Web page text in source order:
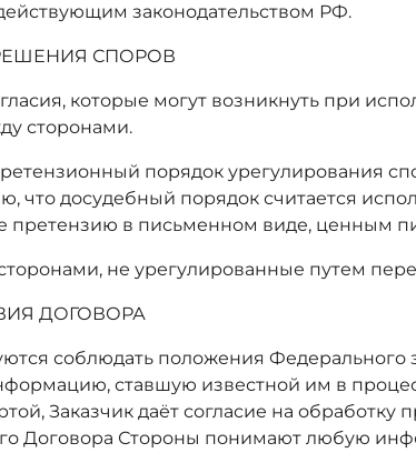
законодательством РФ.
СПОРОВ
которые могут возникнуть при
сторонами.
порядок урегулирования
что досудебный порядок считается
претензию в письменном виде, ценным
не урегулированные путем
ДОГОВОРА
соблюдать положения Федерального
ставшую известной им в
Заказчик даёт согласие на
Договора Стороны понимают любую